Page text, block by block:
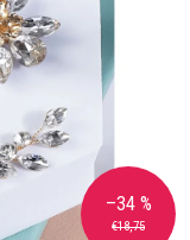
€18,75
–34 %